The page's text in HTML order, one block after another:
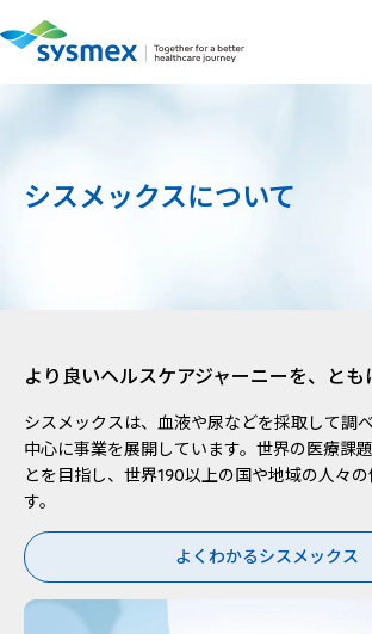
シスメックスについて
より良いヘルスケアジャーニーを、とも
シスメックスは、血液や尿などを採取して調
中心に事業を展開しています。世界の医療課
とを目指し、世界190以上の国や地域の人々
す。
よくわかるシスメックス